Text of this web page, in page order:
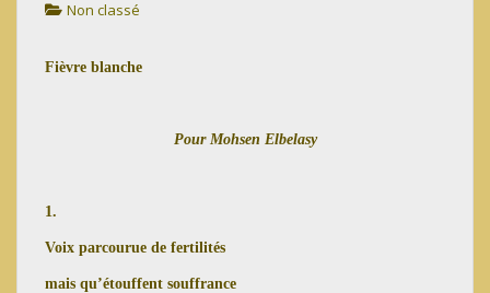
Non classé
Fièvre blanche
Pour Mohsen Elbelasy
1.
Voix parcourue de fertilités
mais qu’étouffent souffrance